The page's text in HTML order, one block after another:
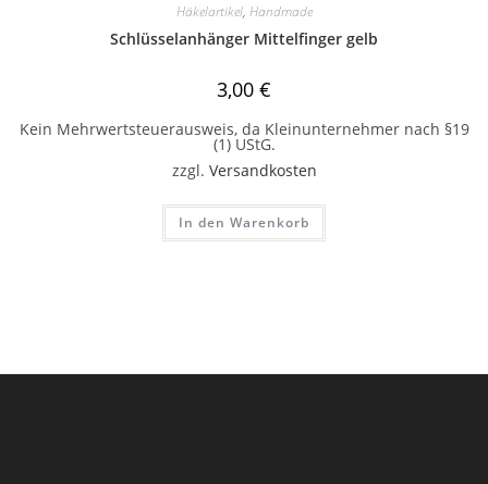
Häkelartikel, Handmade
Schlüsselanhänger Mittelfinger gelb
3,00 €
Kein Mehrwertsteuerausweis, da Kleinunternehmer nach §19
(1) UStG.
zzgl. Versandkosten
In den Warenkorb